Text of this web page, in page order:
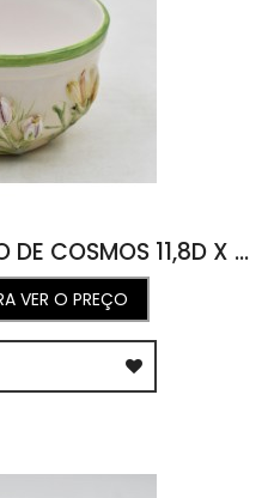
BOWL COM APLICAÇÃO DE COSMOS 11,8D X 6,9A
VER O PREÇO